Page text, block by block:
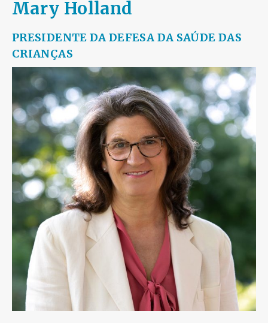
Mary Holland
PRESIDENTE DADEFESA DA SAÚDE DAS
CRIANÇAS